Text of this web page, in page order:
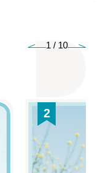
1 / 10
2